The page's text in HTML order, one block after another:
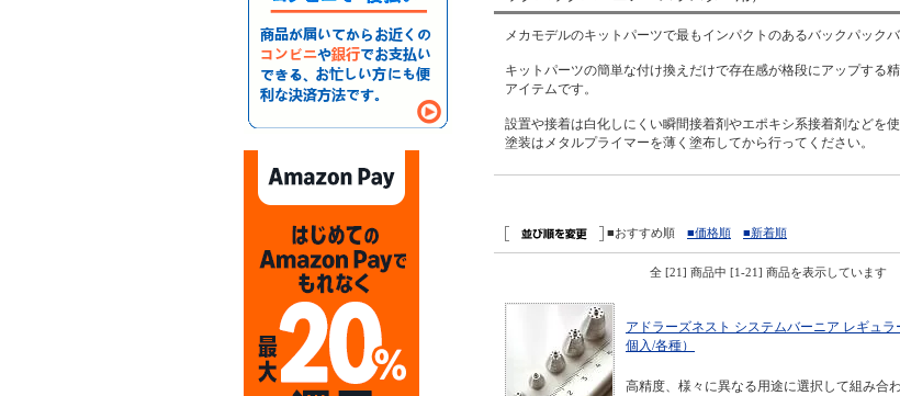
メカモデルのキットパーツで最もインパクトのあるバックパックバ
キットパーツの簡単な付け換えだけで存在感が格段にアップする
アイテムです。
設置や接着は白化しにくい瞬間接着剤やエポキシ系接着剤などを
塗装はメタルプライマーを薄く塗布してから行ってください。
■おすすめ順 ■価格順 ■新着順
全 [21] 商品中 [1-21] 商品を表示しています
アドラーズネスト システムバーニア レギュラ
個入/各種）
高精度、様々に異なる用途に選択して組み合